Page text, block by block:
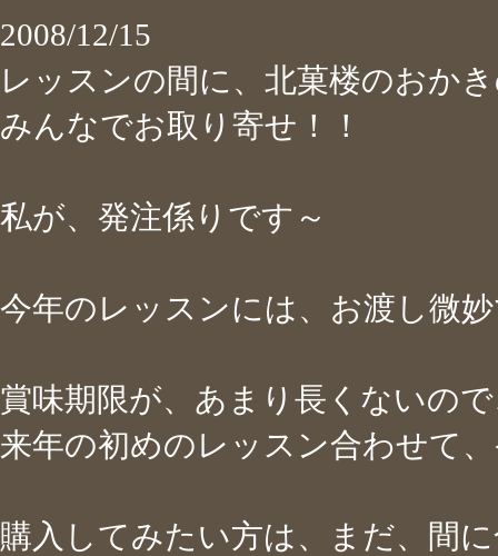
2008/12/15
レッスンの間に、北菓楼のおか
みんなでお取り寄せ！！
私が、発注係りです～
今年のレッスンには、お渡し
賞味期限が、あまり長くないの
来年の初めのレッスン合わせて
購入してみたい方は、まだ、間